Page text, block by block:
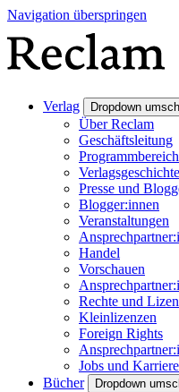
Navigation überspringen
Verlag Dropdown
Über Reclam
Geschäftsleitung
Verlagsgeschichte
Presse und
Blogger:innen
Veranstaltungen
Handel
Vorschauen
Rechte und
Kleinlizenzen
Foreign Rights
Jobs und Karriere
Bücher
Dropdown